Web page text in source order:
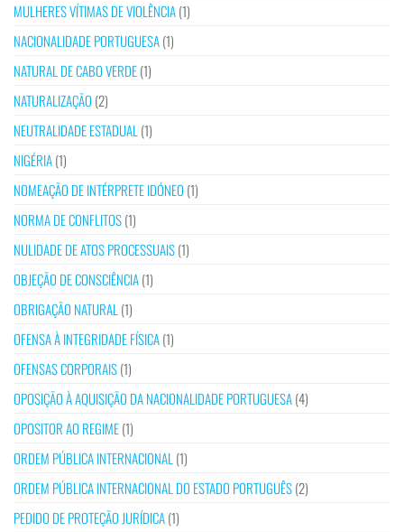
MULHERES VÍTIMAS DE VIOLÊNCIA(1)
NACIONALIDADE PORTUGUESA(1)
NATURAL DE CABO VERDE(1)
NATURALIZAÇÃO (2)
NEUTRALIDADE ESTADUAL (1)
NIGÉRIA(1)
NOMEAÇÃO DE INTÉRPRETE IDÓNEO (1)
NORMA DE CONFLITOS(1)
NULIDADE DE ATOS PROCESSUAIS(1)
OBJEÇÃO DE CONSCIÊNCIA(1)
OBRIGAÇÃO NATURAL (1)
OFENSA À INTEGRIDADE FÍSICA(1)
OFENSAS CORPORAIS(1)
OPOSIÇÃO À AQUISIÇÃO DA NACIONALIDADE PORTUGUESA(4)
OPOSITOR AO REGIME(1)
ORDEM PÚBLICA INTERNACIONAL (1)
ORDEM PÚBLICA INTERNACIONAL DO ESTADO PORTUGUÊS(2)
PEDIDO DE PROTEÇÃO JURÍDICA(1)